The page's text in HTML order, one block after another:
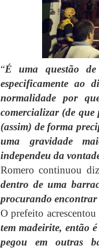
“É uma questão
especificamente ao
normalidade por
comercializar (de
(assim) de forma
uma gravidade
independeu da
Romero continuou
dentro de uma
procurando encontrar
O prefeito
tem madeirite, então
pegou em outras